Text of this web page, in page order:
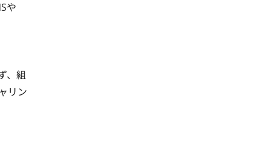
や
、組
リン